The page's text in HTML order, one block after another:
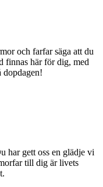
och farfar säga att du
finnas här för dig, med
dopdagen!
har gett oss en glädje vi
till dig är livets